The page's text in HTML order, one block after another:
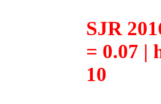
SJR
= 0.07 |
10